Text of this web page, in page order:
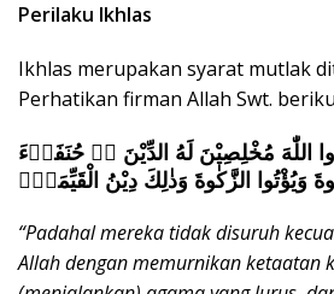
L
n
g
a
p
Perilaku Ikhlas
Ikhlas merupakan syarat mutlak
Perhatikan firman Allah Swt.
اللّٰهَ مُخْلِصِيْنَ لَهُ الدِّيْنَ ەۙ حُنَفَاۤءَ
وَيُؤْتُوا الزَّكٰوةَ وَذٰلِكَ دِيْنُ الْقَيِّمَةِۗ
“Padahal mereka tidak disuruh
Allah dengan memurnikan ketaatan